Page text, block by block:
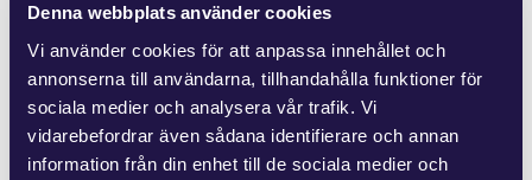
Denna webbplats använder cookies
Vi använder cookies för att anpassa innehållet och
annonserna till användarna, tillhandahålla funktioner för
sociala medier och analysera vår trafik. Vi
vidarebefordrar även sådana identifierare och annan
information från din enhet till de sociala medier och